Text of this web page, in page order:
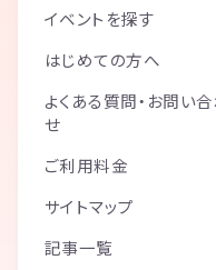
イベントを探す
はじめての方へ
よくある質問・お問い
せ
ご利用料金
サイトマップ
記事一覧